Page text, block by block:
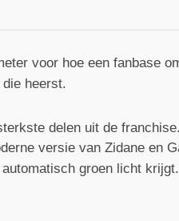
voor hoe een fanbase
heerst.
delen uit de
versie van Zidane en
groen licht krijgt.